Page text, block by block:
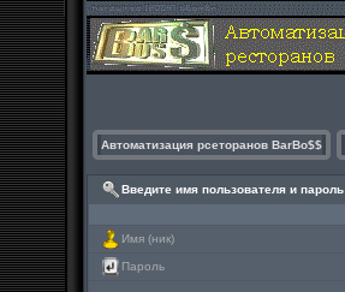
Автоматизация рсеторанов BarBo$$
Введите имя пользователя и
Имя (ник)
Пароль